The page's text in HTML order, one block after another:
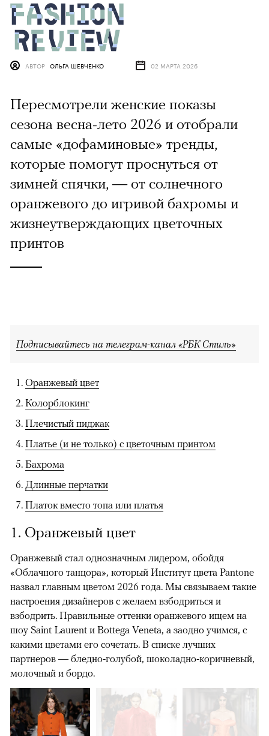
АВТОР ОЛЬГА ШЕВЧЕНКО 02 МАРТА 2026
Пересмотрели женские показы
сезона весна-лето 2026 и отобрали
самые «дофаминовые» тренды,
которые помогут проснуться от
зимней спячки, — от солнечного
оранжевого до игривой бахромы и
жизнеутверждающих цветочных
принтов
Подписывайтесь на телеграм-канал «РБК Стиль»
Оранжевый цвет
Колорблокинг
Плечистый пиджак
Платье (и не только) с цветочным принтом
Бахрома
Длинные перчатки
Платок вместо топа или платья
1. Оранжевый цвет
00:00 00:00
Оранжевый стал однозначным лидером, обойдя
«Облачного танцора», который Институт цвета Pantone
назвал главным цветом 2026 года. Мы связываем такие
настроения дизайнеров с желаем взбодриться и
взбодрить. Правильные оттенки оранжевого ищем на
шоу Saint Laurent и Bottega Veneta, а заодно учимся, с
какими цветами его сочетать. В списке лучших
партнеров — бледно-голубой, шоколадно-коричневый,
молочный и бордо.